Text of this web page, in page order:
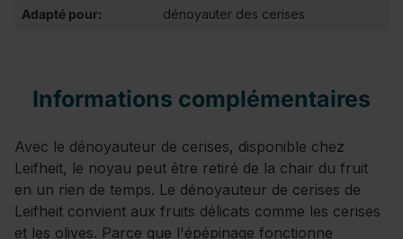
Adapté pour: dénoyauter des cerises
Informations complémentaires
Avec le dénoyauteur de cerises, disponible chez
Leifheit, le noyau peut être retiré de la chair du fruit
en un rien de temps. Le dénoyauteur de cerises de
Leifheit convient aux fruits délicats comme les cerises
et les olives. Parce que l'épépinage fonctionne